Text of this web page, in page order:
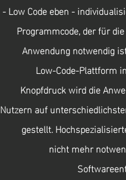
- Low Code eben -
Programmcode, der für
Anwendung notwendig
Low-Code-Plattform
Knopfdruck wird die
Nutzern auf
gestellt.
nicht mehr